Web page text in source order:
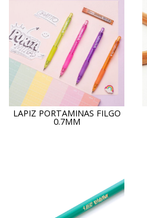
LAPIZ PORTAMINAS FILGO
0.7MM